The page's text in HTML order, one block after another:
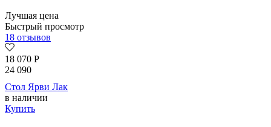
Лучшая цена
Быстрый просмотр
18 отзывов
18 070 Р
24 090
Стол Ярви Лак
в наличии
Купить